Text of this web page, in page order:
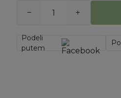
Podeli
putem